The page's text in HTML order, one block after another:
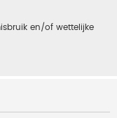
en/of wettelijke